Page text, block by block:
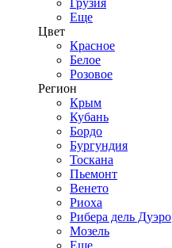
Грузия
Еще
Цвет
Красное
Белое
Розовое
Регион
Крым
Кубань
Бордо
Бургундия
Тоскана
Пьемонт
Венето
Риоха
Рибера дель Дуэро
Мозель